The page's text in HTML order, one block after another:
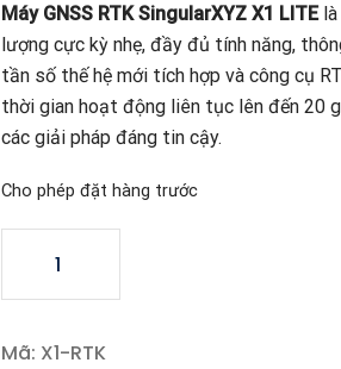
Máy GNSS RTK SingularXYZ X1 LITE
lượng cực kỳ nhẹ, đầy đủ tính năng,
tần số thế hệ mới tích hợp và công cụ
thời gian hoạt động liên tục lên đến 20
các giải pháp đáng tin cậy.
Cho phép đặt hàng trước
Mã: X1-RTK